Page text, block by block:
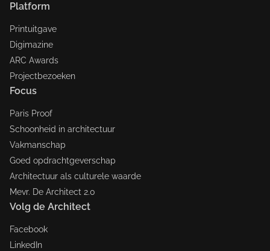
Platform
Printuitgave
Digimazine
ARC Awards
Projectbezoeken
Focus
Paris Proof
Schoonheid in architectuur
Vakmanschap
Goed opdrachtgeverschap
Architectuur als culturele waarde
Mevr. De Architect 2.0
Volg de Architect
Facebook
LinkedIn